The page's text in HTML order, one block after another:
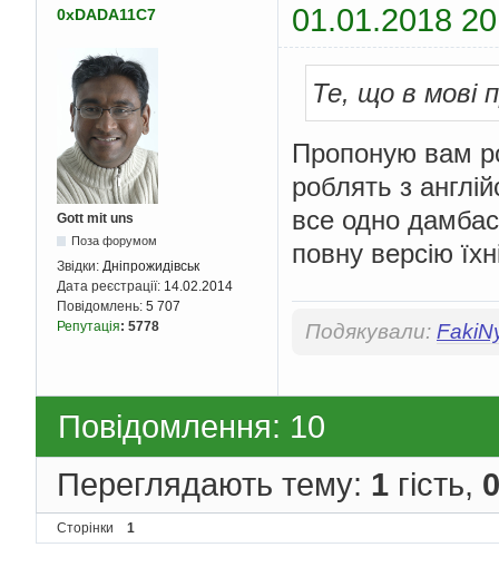
0xDADA11C7 01.01.2018
Gott mit uns
Поза форумом
Звідки: Дніпрожидівськ
Дата реєстрації: 14.02.2014
Повідомлень: 5 707
Репутація: 5778
Те, що в мові
Пропоную вам
роблять з
все одно
повну версію
Подякували:
Повідомлення: 10
Переглядають тему: 1 гість, 0
Сторінки 1